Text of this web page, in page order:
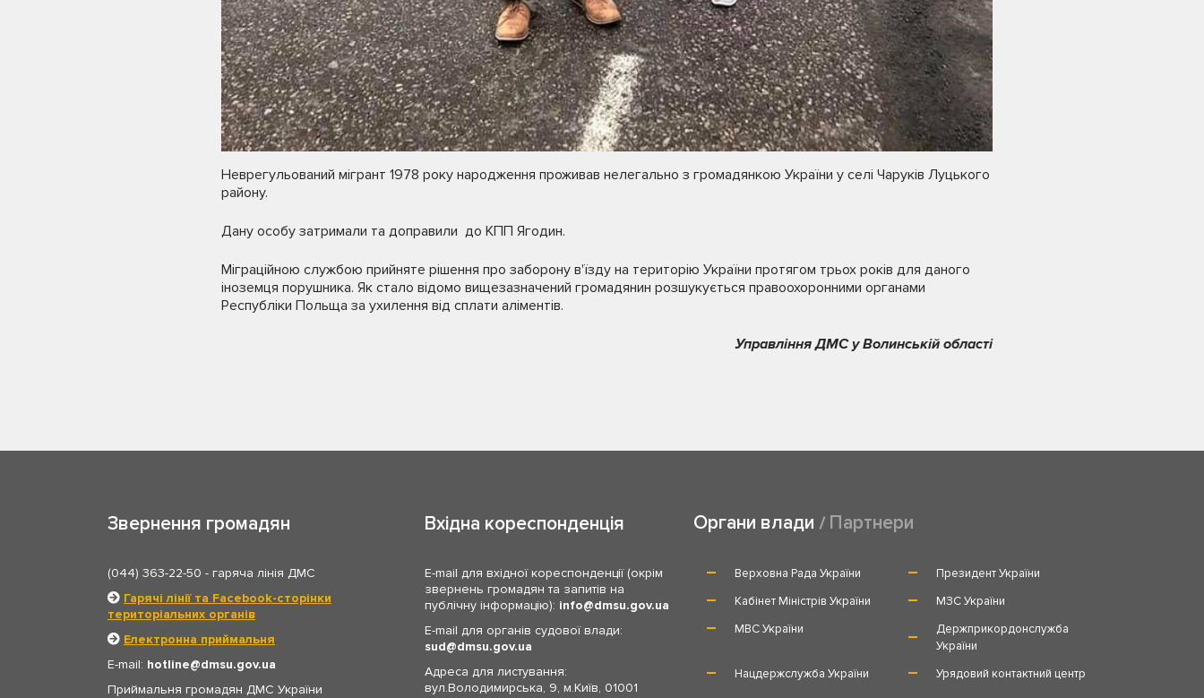
Неврегульований мігрант 1978 року народження проживав нелегально з громадянкою України у селі Чаруків Луцького
району.
Дану особу затримали та доправили до КПП Ягодин.
Міграційною службою прийняте рішення про заборону в'їзду на територію України протягом трьох років для даного
іноземця порушника. Як стало відомо вищезазначений громадянин розшукується правоохоронними органами
Республіки Польща за ухилення від сплати аліментів.
Управління ДМС у Волинській області
Звернення громадян
(044) 363-22-50 - гаряча лінія ДМС
Гарячі лінії та Facebook-сторінки
територіальних органів
Електронна приймальня
E-mail: hotline
dmsu.gov.ua
Приймальня громадян ДМС України
Вхідна кореспонденція
E-mail для вхідної кореспонденції (окрім
звернень громадян та запитів на
публічну інформацію): info
dmsu.gov.ua
E-mail для органів судової влади:
sud
dmsu.gov.ua
Адреса для листування:
вул.Володимирська, 9, м.Київ, 01001
Органи влади Партнери
Верховна Рада України
Президент України
Кабінет Міністрів України
МЗС України
МВС України
Держприкордонслужба
України
Нацдержслужба України
Урядовий контактний центр